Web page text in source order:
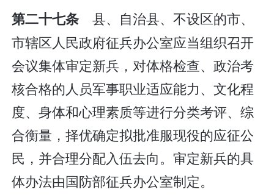
第二十七条 县、自治县、不设区的市、
市辖区人民政府征兵办公室应当组织召开
会议集体审定新兵，对体格检查、政治考
核合格的人员军事职业适应能力、文化程
度、身体和心理素质等进行分类考评、综
合衡量，择优确定拟批准服现役的应征公
民，并合理分配入伍去向。审定新兵的具
体办法由国防部征兵办公室制定。